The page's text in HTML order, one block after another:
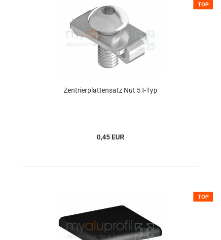
TOP
Zentrierplattensatz Nut 5 I-Typ
0,45 EUR
TOP